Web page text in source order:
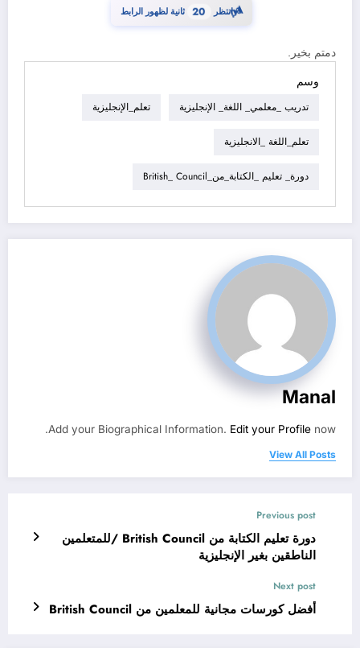
⏳انتظر 19 ثانية لظهور الرابط
دمتم بخير.
وسم
تدريب _معلمي_ اللغة_ الإنجليزية تعلم_الإنجليزية
تعلم_اللغة _الانجليزية
دورة_ تعليم _الكتابة_من_British_ Council
Manal
Add your Biographical Information. Edit your Profile now.
View All Posts
Previous post
دورة تعليم الكتابة من British Council /للمتعلمين
الناطقين بغير الإنجليزية
Next post
أفضل كورسات مجانية للمعلمين من British Council